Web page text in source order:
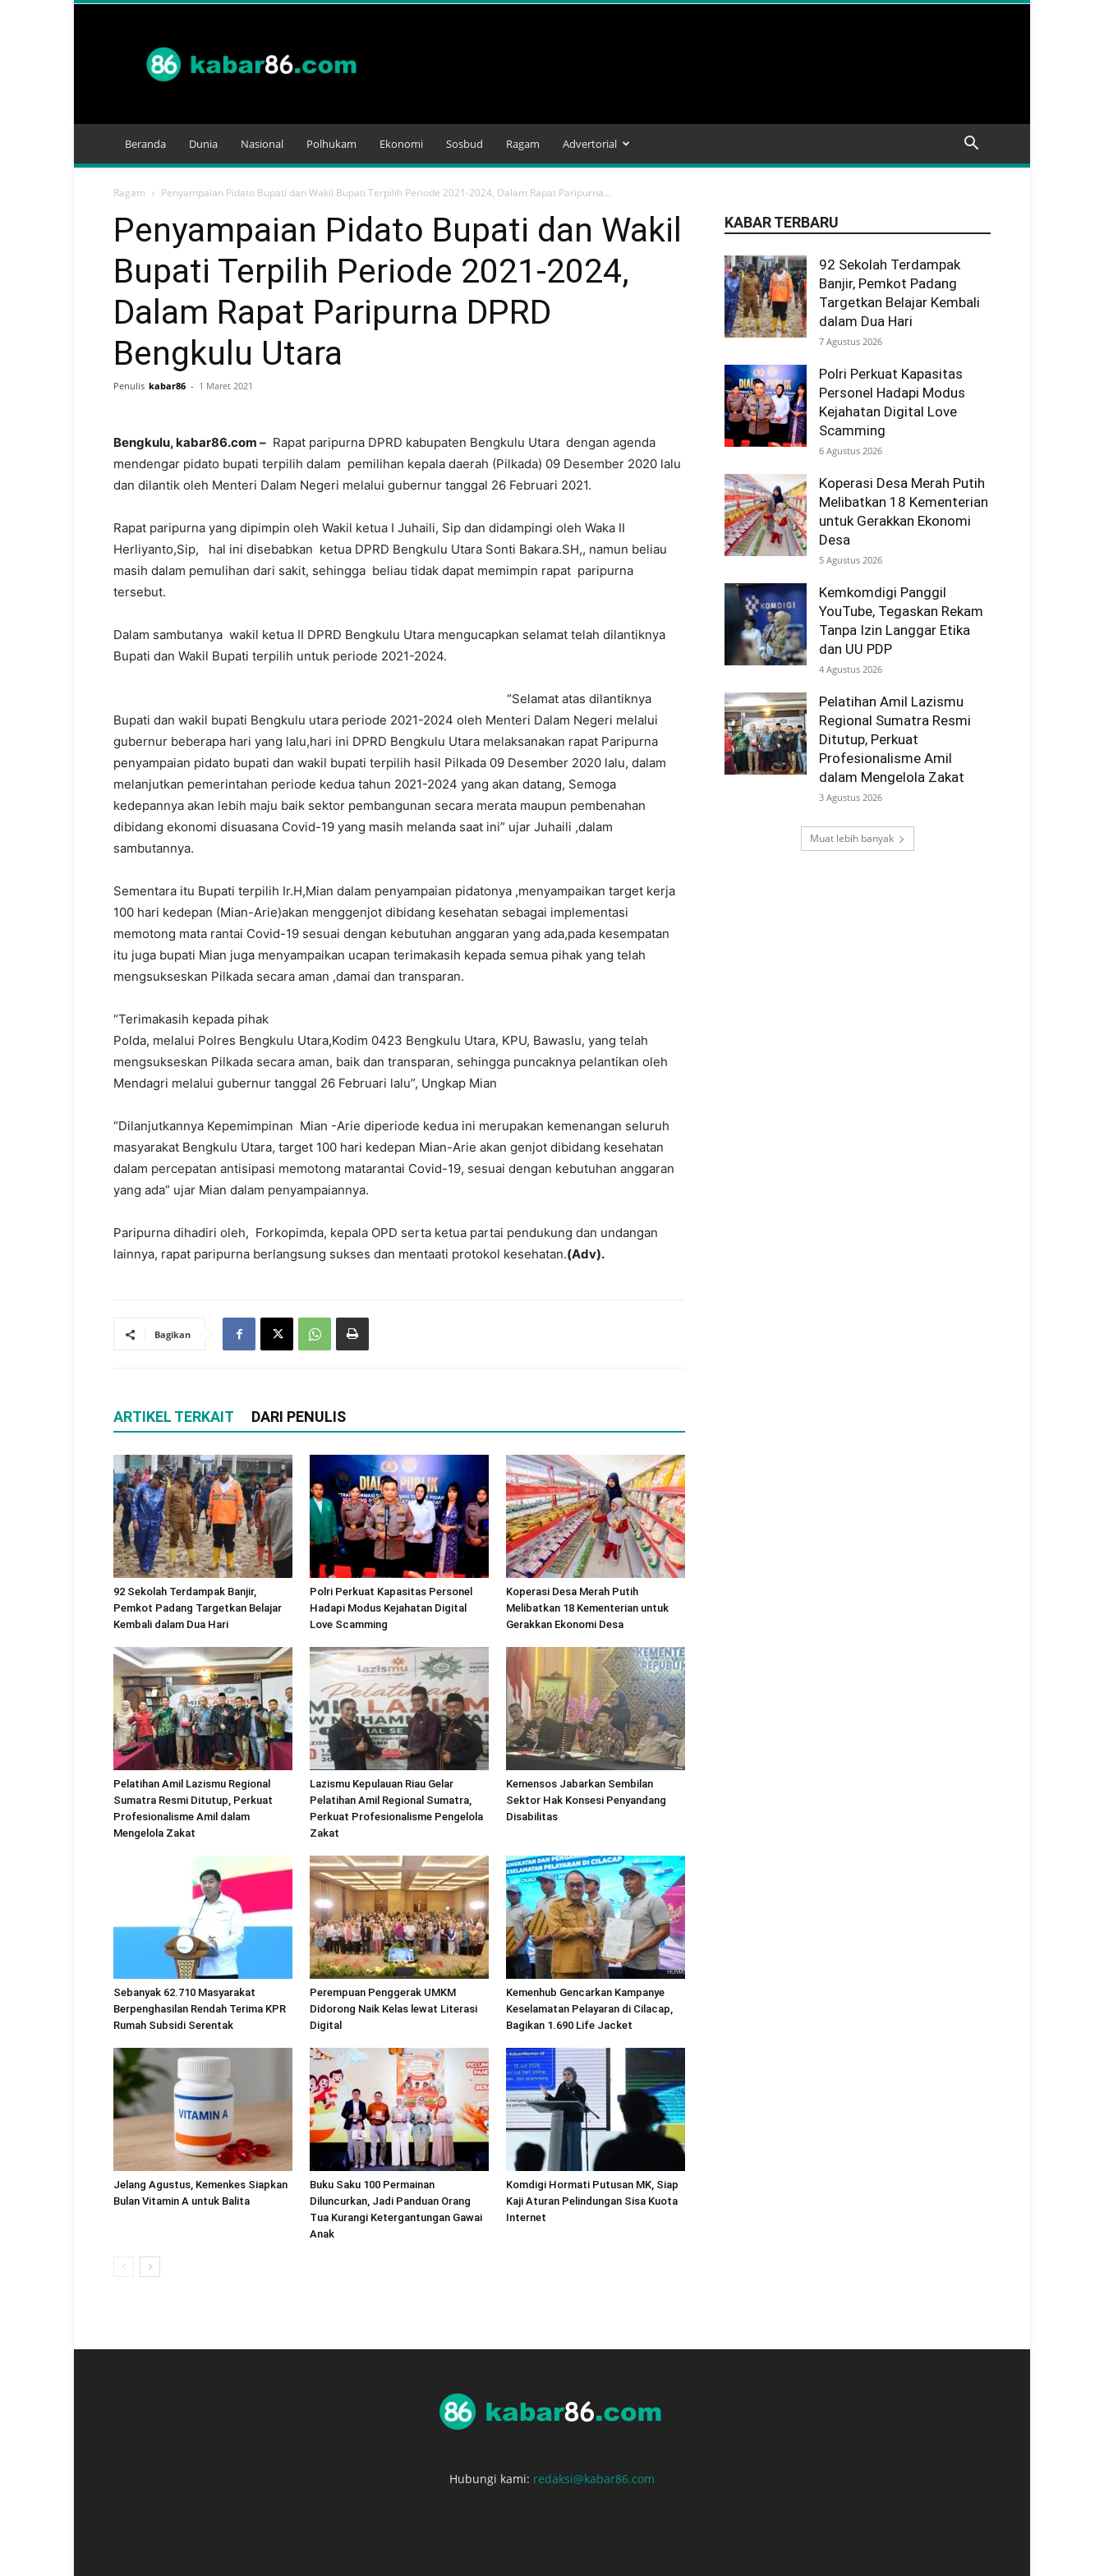
Beranda Dunia Nasional Polhukam Ekonomi Sosbud Ragam Advertorial
Ragam Penyampaian Pidato Bupati dan Wakil Bupati Terpilih Periode 2021-2024, Dalam Rapat Paripurna...
Penyampaian Pidato Bupati dan Wakil
Bupati Terpilih Periode 2021-2024,
Dalam Rapat Paripurna DPRD
Bengkulu Utara
Penulis kabar86 - 1 Maret 2021
Bengkulu, kabar86.com – Rapat paripurna DPRD kabupaten Bengkulu Utara dengan agenda
mendengar pidato bupati terpilih dalam pemilihan kepala daerah (Pilkada) 09 Desember 2020 lalu
dan dilantik oleh Menteri Dalam Negeri melalui gubernur tanggal 26 Februari 2021.
Rapat paripurna yang dipimpin oleh Wakil ketua I Juhaili, Sip dan didampingi oleh Waka II
Herliyanto,Sip, hal ini disebabkan ketua DPRD Bengkulu Utara Sonti Bakara.SH,, namun beliau
masih dalam pemulihan dari sakit, sehingga beliau tidak dapat memimpin rapat paripurna
tersebut.
Dalam sambutanya wakil ketua II DPRD Bengkulu Utara mengucapkan selamat telah dilantiknya
Bupati dan Wakil Bupati terpilih untuk periode 2021-2024.
“Selamat atas dilantiknya
Bupati dan wakil bupati Bengkulu utara periode 2021-2024 oleh Menteri Dalam Negeri melalui
gubernur beberapa hari yang lalu,hari ini DPRD Bengkulu Utara melaksanakan rapat Paripurna
penyampaian pidato bupati dan wakil bupati terpilih hasil Pilkada 09 Desember 2020 lalu, dalam
melanjutkan pemerintahan periode kedua tahun 2021-2024 yang akan datang, Semoga
kedepannya akan lebih maju baik sektor pembangunan secara merata maupun pembenahan
dibidang ekonomi disuasana Covid-19 yang masih melanda saat ini” ujar Juhaili ,dalam
sambutannya.
Sementara itu Bupati terpilih Ir.H,Mian dalam penyampaian pidatonya ,menyampaikan target kerja
100 hari kedepan (Mian-Arie)akan menggenjot dibidang kesehatan sebagai implementasi
memotong mata rantai Covid-19 sesuai dengan kebutuhan anggaran yang ada,pada kesempatan
itu juga bupati Mian juga menyampaikan ucapan terimakasih kepada semua pihak yang telah
mengsukseskan Pilkada secara aman ,damai dan transparan.
“Terimakasih kepada pihak
Polda, melalui Polres Bengkulu Utara,Kodim 0423 Bengkulu Utara, KPU, Bawaslu, yang telah
mengsukseskan Pilkada secara aman, baik dan transparan, sehingga puncaknya pelantikan oleh
Mendagri melalui gubernur tanggal 26 Februari lalu”, Ungkap Mian
“Dilanjutkannya Kepemimpinan Mian -Arie diperiode kedua ini merupakan kemenangan seluruh
masyarakat Bengkulu Utara, target 100 hari kedepan Mian-Arie akan genjot dibidang kesehatan
dalam percepatan antisipasi memotong matarantai Covid-19, sesuai dengan kebutuhan anggaran
yang ada” ujar Mian dalam penyampaiannya.
Paripurna dihadiri oleh, Forkopimda, kepala OPD serta ketua partai pendukung dan undangan
lainnya, rapat paripurna berlangsung sukses dan mentaati protokol kesehatan.(Adv).
Bagikan
ARTIKEL TERKAIT DARI PENULIS
92 Sekolah Terdampak Banjir,
Pemkot Padang Targetkan Belajar
Kembali dalam Dua Hari
Polri Perkuat Kapasitas Personel
Hadapi Modus Kejahatan Digital
Love Scamming
Koperasi Desa Merah Putih
Melibatkan 18 Kementerian untuk
Gerakkan Ekonomi Desa
Pelatihan Amil Lazismu Regional
Sumatra Resmi Ditutup, Perkuat
Profesionalisme Amil dalam
Mengelola Zakat
Lazismu Kepulauan Riau Gelar
Pelatihan Amil Regional Sumatra,
Perkuat Profesionalisme Pengelola
Zakat
Kemensos Jabarkan Sembilan
Sektor Hak Konsesi Penyandang
Disabilitas
Sebanyak 62.710 Masyarakat
Berpenghasilan Rendah Terima KPR
Rumah Subsidi Serentak
Perempuan Penggerak UMKM
Didorong Naik Kelas lewat Literasi
Digital
Kemenhub Gencarkan Kampanye
Keselamatan Pelayaran di Cilacap,
Bagikan 1.690 Life Jacket
Jelang Agustus, Kemenkes Siapkan
Bulan Vitamin A untuk Balita
Buku Saku 100 Permainan
Diluncurkan, Jadi Panduan Orang
Tua Kurangi Ketergantungan Gawai
Anak
Komdigi Hormati Putusan MK, Siap
Kaji Aturan Pelindungan Sisa Kuota
Internet
KABAR TERBARU
92 Sekolah Terdampak
Banjir, Pemkot Padang
Targetkan Belajar Kembali
dalam Dua Hari
7 Agustus 2026
Polri Perkuat Kapasitas
Personel Hadapi Modus
Kejahatan Digital Love
Scamming
6 Agustus 2026
Koperasi Desa Merah Putih
Melibatkan 18 Kementerian
untuk Gerakkan Ekonomi
Desa
5 Agustus 2026
Kemkomdigi Panggil
YouTube, Tegaskan Rekam
Tanpa Izin Langgar Etika
dan UU PDP
4 Agustus 2026
Pelatihan Amil Lazismu
Regional Sumatra Resmi
Ditutup, Perkuat
Profesionalisme Amil
dalam Mengelola Zakat
3 Agustus 2026
Muat lebih banyak
Hubungi kami: redaksi@kabar86.com